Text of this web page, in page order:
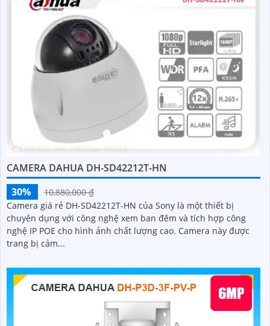
CAMERA DAHUA DH-SD42212T-HN
30%
10,880,000 ₫
Camera giá rẻ DH-SD42212T-HN của Sony là một thiết bị
chuyên dụng với công nghệ xem ban đêm và tích hợp công
nghệ IP POE cho hình ảnh chất lượng cao. Camera này được
trang bị cảm...